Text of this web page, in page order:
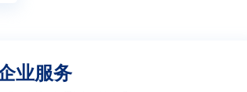
业服务